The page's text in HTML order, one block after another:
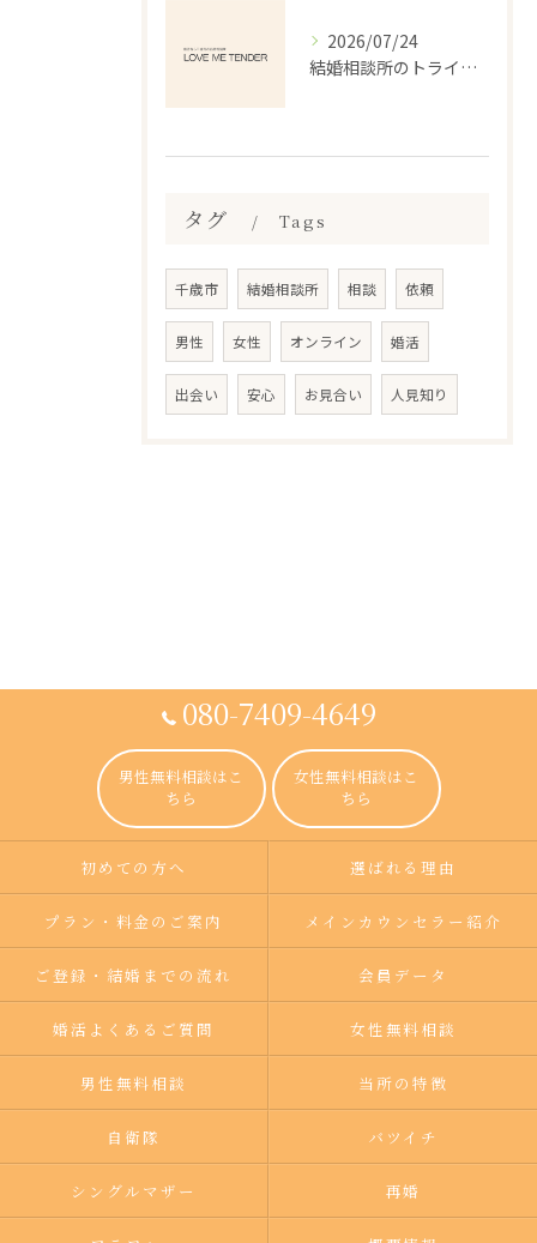
2026/07/24
結婚相談所のトライアルで安心婚活を始める体験と失敗しない選び方ガイド
タグ Tags
千歳市 結婚相談所 相談 依頼
男性 女性 オンライン 婚活
出会い 安心 お見合い 人見知り
080-7409-4649
男性無料相談はこ
ちら
女性無料相談はこ
ちら
初めての方へ 選ばれる理由
プラン・料金のご案内 メインカウンセラー紹介
ご登録・結婚までの流れ 会員データ
婚活よくあるご質問 女性無料相談
男性無料相談 当所の特徴
自衛隊 バツイチ
シングルマザー 再婚